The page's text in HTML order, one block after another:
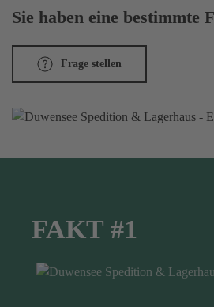
Sie haben eine bestimmte
Frage stellen
FAKT #1